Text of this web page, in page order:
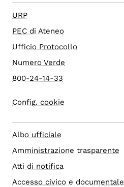
URP
PEC di Ateneo
Ufficio Protocollo
Numero Verde
800-24-14-33
Config. cookie
Albo ufficiale
Amministrazione trasparente
Atti di notifica
Accesso civico e documentale